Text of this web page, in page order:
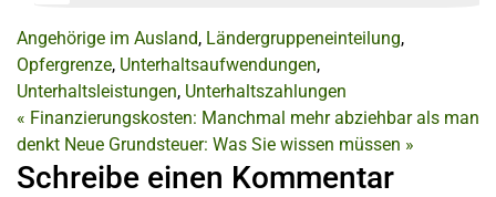
Angehörige im Ausland, Ländergruppeneinteilung,
Opfergrenze, Unterhaltsaufwendungen,
Unterhaltsleistungen, Unterhaltszahlungen
« Finanzierungskosten: Manchmal mehr abziehbar als man
denkt Neue Grundsteuer: Was Sie wissen müssen »
Schreibe einen Kommentar